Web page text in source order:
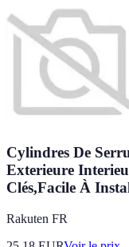
Cylindres De
Exterieure
Clés,Facile À
Rakuten FR